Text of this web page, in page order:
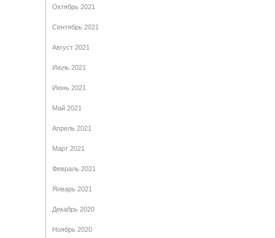
Октябрь 2021
Сентябрь 2021
Август 2021
Июль 2021
Июнь 2021
Май 2021
Апрель 2021
Март 2021
Февраль 2021
Январь 2021
Декабрь 2020
Ноябрь 2020